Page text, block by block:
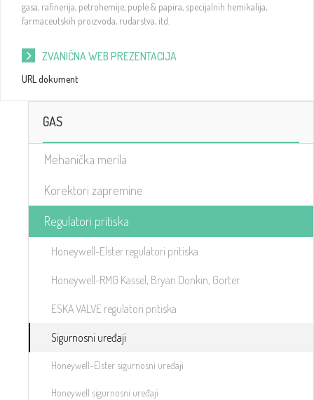
gasa, rafinerija, petrohemije, puple & papira, specijalnih hemikalija,
farmaceutskih proizvoda, rudarstva, itd.
ZVANIČNA WEB PREZENTACIJA
URL dokument
GAS
Mehanička merila
Korektori zapremine
Regulatori pritiska
Honeywell-Elster regulatori pritiska
Honeywell-RMG Kassel, Bryan Donkin, Gorter
ESKA VALVE regulatori pritiska
Sigurnosni uređaji
Honeywell-Elster sigurnosni uređaji
Honeywell sigurnosni uređaji